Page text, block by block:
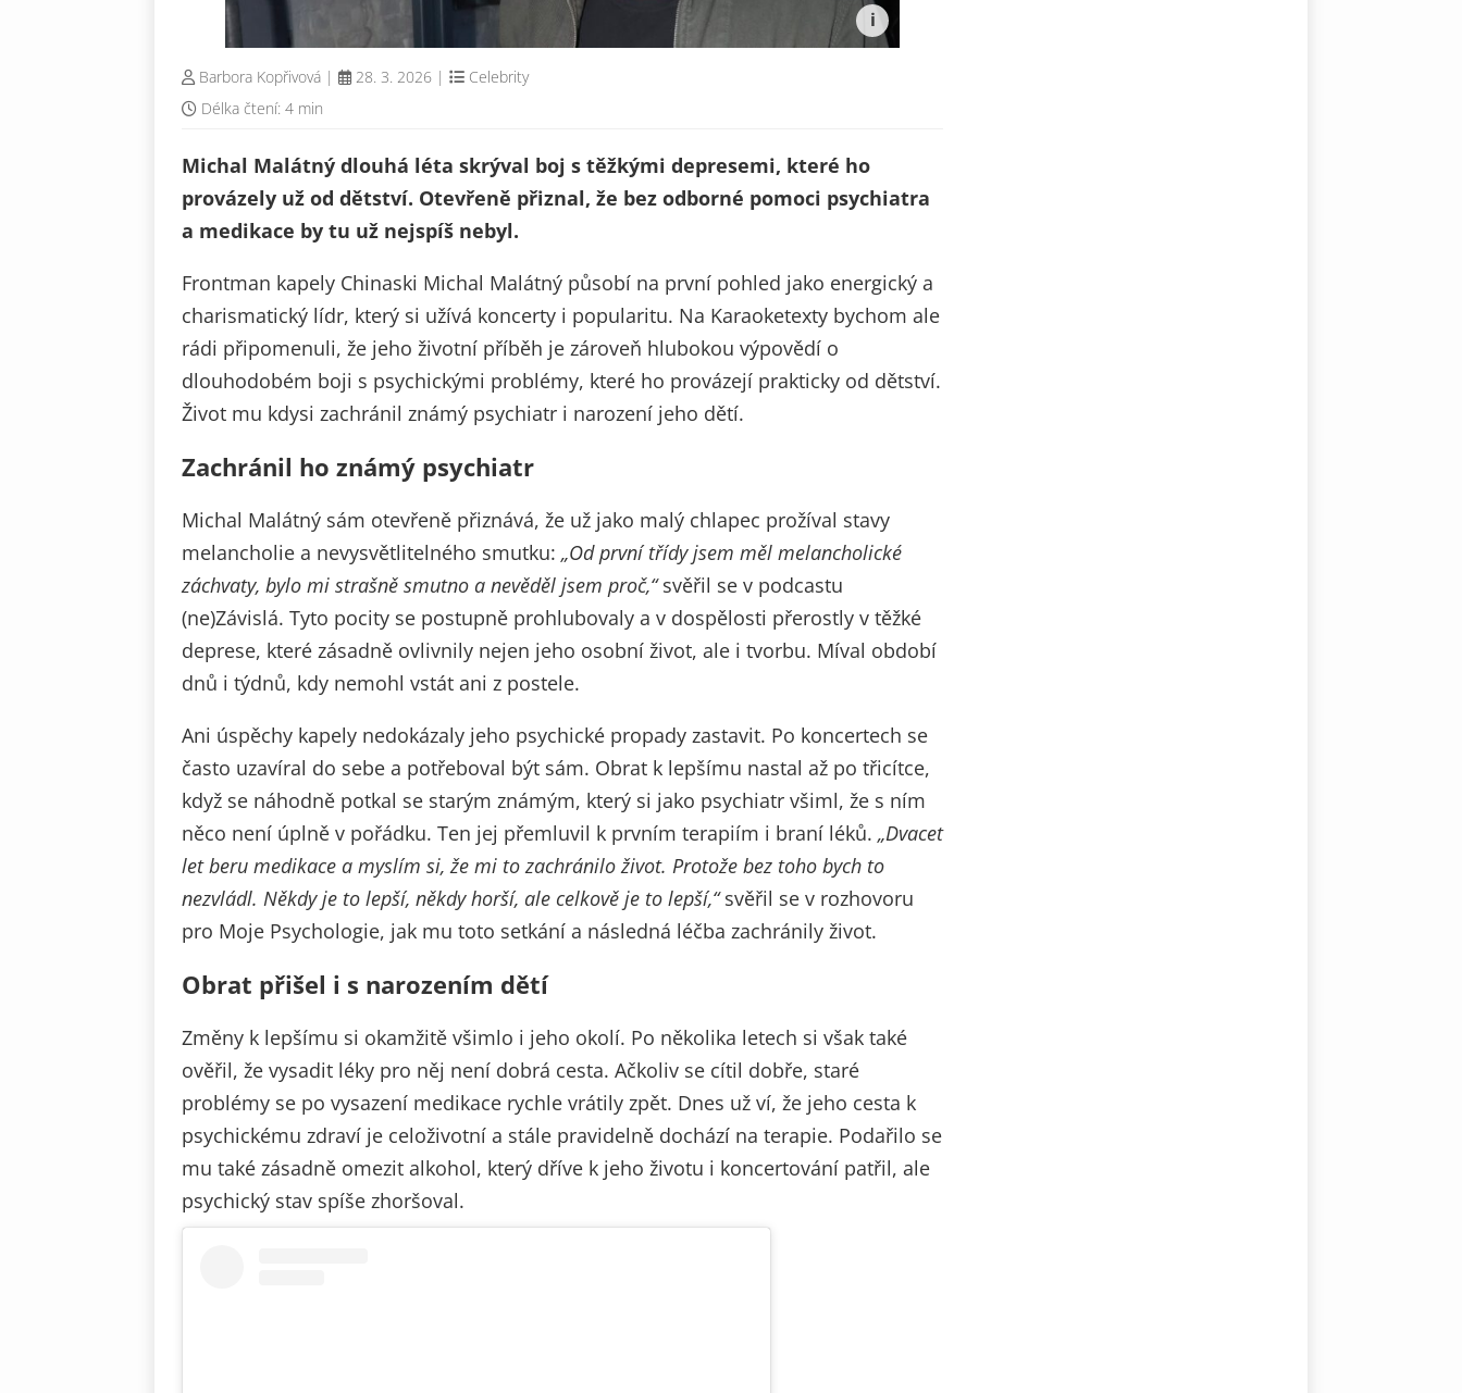
Barbora Kopřivová | 28. 3. 2026 |
Celebrity
Délka čtení: 4 min
Michal Malátný dlouhá léta skrýval boj s těžkými depresemi, které ho
provázely už od dětství. Otevřeně přiznal, že bez odborné pomoci psychiatra
a medikace by tu už nejspíš nebyl.
Frontman kapely Chinaski Michal Malátný působí na první pohled jako energický a
charismatický lídr, který si užívá koncerty i popularitu. Na Karaoketexty bychom ale
rádi připomenuli, že jeho životní příběh je zároveň hlubokou výpovědí o
dlouhodobém boji s psychickými problémy, které ho provázejí prakticky od dětství.
Život mu kdysi zachránil známý psychiatr i narození jeho dětí.
Zachránil ho známý psychiatr
Michal Malátný sám otevřeně přiznává, že už jako malý chlapec prožíval stavy
melancholie a nevysvětlitelného smutku: „Od první třídy jsem měl melancholické
záchvaty, bylo mi strašně smutno a nevěděl jsem proč,“svěřil se v podcastu
(ne)Závislá. Tyto pocity se postupně prohlubovaly a v dospělosti přerostly v těžké
deprese, které zásadně ovlivnily nejen jeho osobní život, ale i tvorbu. Míval období
dnů i týdnů, kdy nemohl vstát ani z postele.
Ani úspěchy kapely nedokázaly jeho psychické propady zastavit. Po koncertech se
často uzavíral do sebe a potřeboval být sám. Obrat k lepšímu nastal až po třicítce,
když se náhodně potkal se starým známým, který si jako psychiatr všiml, že s ním
něco není úplně v pořádku. Ten jej přemluvil k prvním terapiím i braní léků. „Dvacet
let beru medikace a myslím si, že mi to zachránilo život. Protože bez toho bych to
nezvládl. Někdy je to lepší, někdy horší, ale celkově je to lepší,“svěřil se v rozhovoru
pro Moje Psychologie, jak mu toto setkání a následná léčba zachránily život.
Obrat přišel i s narozením dětí
Změny k lepšímu si okamžitě všimlo i jeho okolí. Po několika letech si však také
ověřil, že vysadit léky pro něj není dobrá cesta. Ačkoliv se cítil dobře, staré
problémy se po vysazení medikace rychle vrátily zpět. Dnes už ví, že jeho cesta k
psychickému zdraví je celoživotní a stále pravidelně dochází na terapie. Podařilo se
mu také zásadně omezit alkohol, který dříve k jeho životu i koncertování patřil, ale
psychický stav spíše zhoršoval.